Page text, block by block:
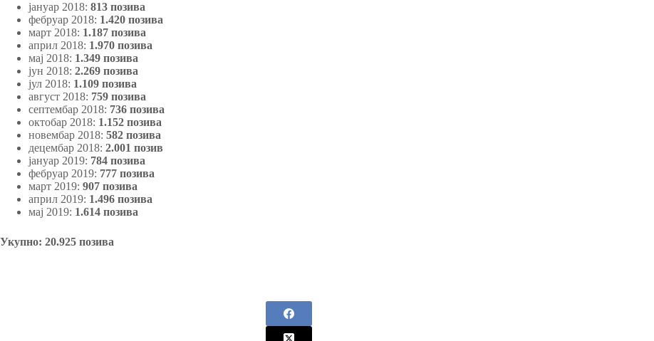
јануар 2018: 813 позива
фебруар 2018: 1.420 позива
март 2018: 1.187 позива
април 2018: 1.970 позива
мај 2018: 1.349 позива
јун 2018: 2.269 позива
јул 2018: 1.109 позива
август 2018: 759 позива
септембар 2018: 736 позива
октобар 2018: 1.152 позива
новембар 2018: 582 позива
децембар 2018: 2.001 позив
јануар 2019: 784 позива
фебруар 2019: 777 позива
март 2019: 907 позива
април 2019: 1.496 позива
мај 2019: 1.614 позива
Укупно: 20.925 позивa